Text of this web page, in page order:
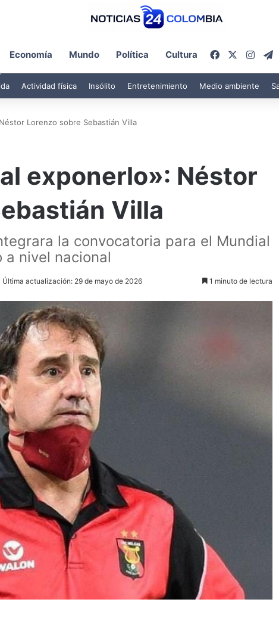
Economía Mundo Política Cultura Facebook
Actividad física Insólito Entretenimiento Medio ambiente
Lorenzo sobre Sebastián Villa
exponerlo»: Néstor
Villa
la convocatoria para el Mundial
nivel nacional
Última actualización: 29 de mayo de 2026 1 minuto de lectura